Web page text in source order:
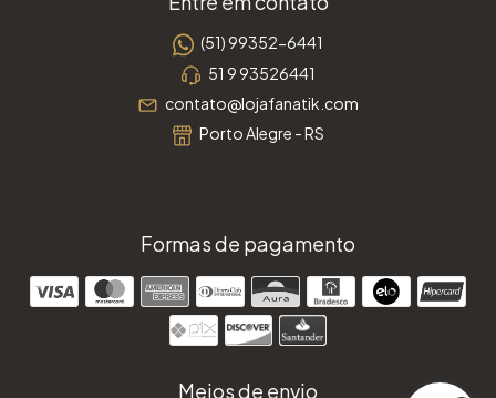
(51) 99352-6441
51 9 93526441
contato@lojafanatik.com
Porto Alegre - RS
Formas de pagamento
Meios de envio